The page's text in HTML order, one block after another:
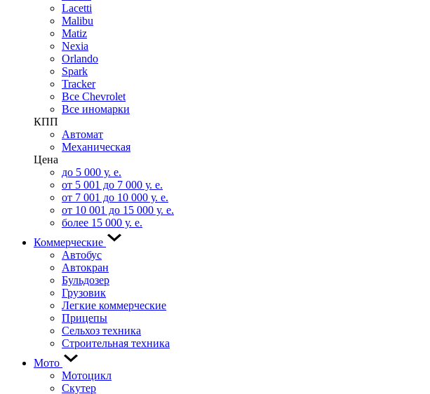
Lacetti
Malibu
Matiz
Nexia
Orlando
Spark
Tracker
Все Chevrolet
Все иномарки
КПП
Автомат
Механическая
Цена
до 5 000 у. е.
от 5 001 до 7 000 у. е.
от 7 001 до 10 000 у. е.
от 10 001 до 15 000 у. е.
более 15 000 у. е.
Коммерческие
Автобус
Автокран
Бульдозер
Грузовик
Легкие коммерческие
Прицепы
Сельхоз техника
Строительная техника
Мото
Мотоцикл
Скутер